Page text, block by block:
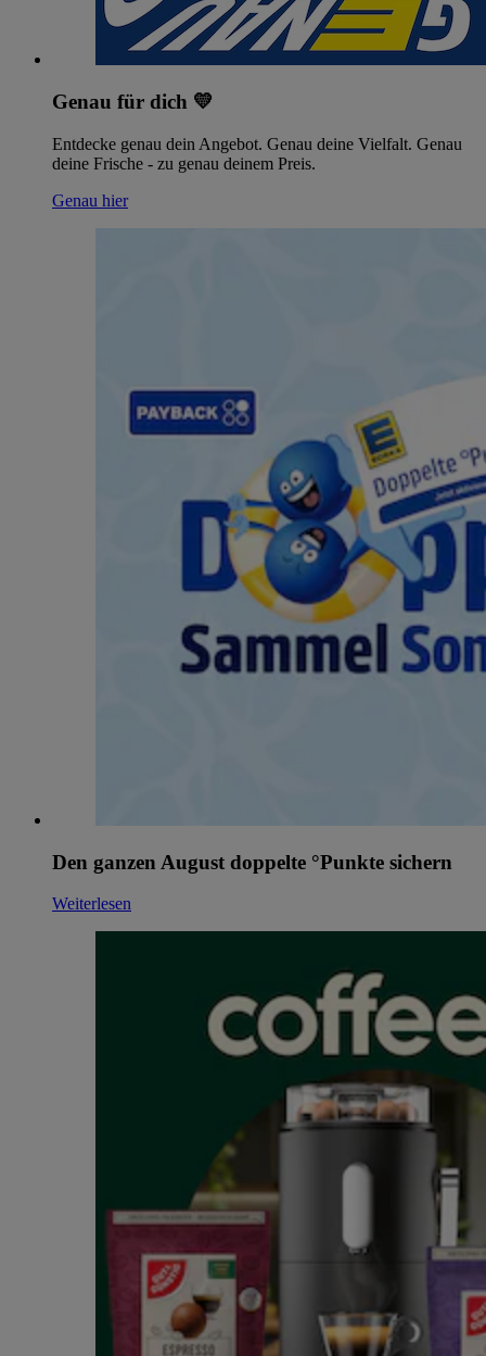
Genau für dich 💛
Entdecke genau dein Angebot. Genau deine Vielfalt. Genau
deine Frische - zu genau deinem Preis.
Genau hier
Den ganzen August doppelte °Punkte sichern
Weiterlesen